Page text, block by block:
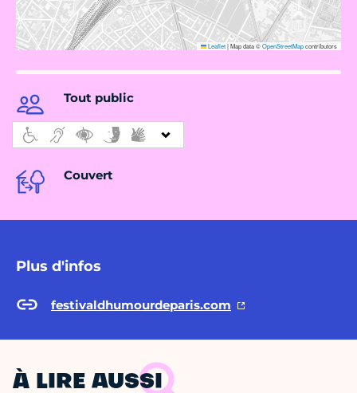
Leaflet|Map data ©OpenStreetMapcontributors
Tout public
Couvert
Plus d'infos
festivaldhumourdeparis.com
À LIRE AUSSI